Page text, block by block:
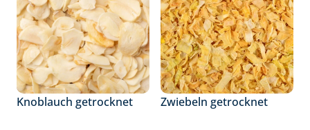
Knoblauch getrocknet Zwiebeln getrocknet